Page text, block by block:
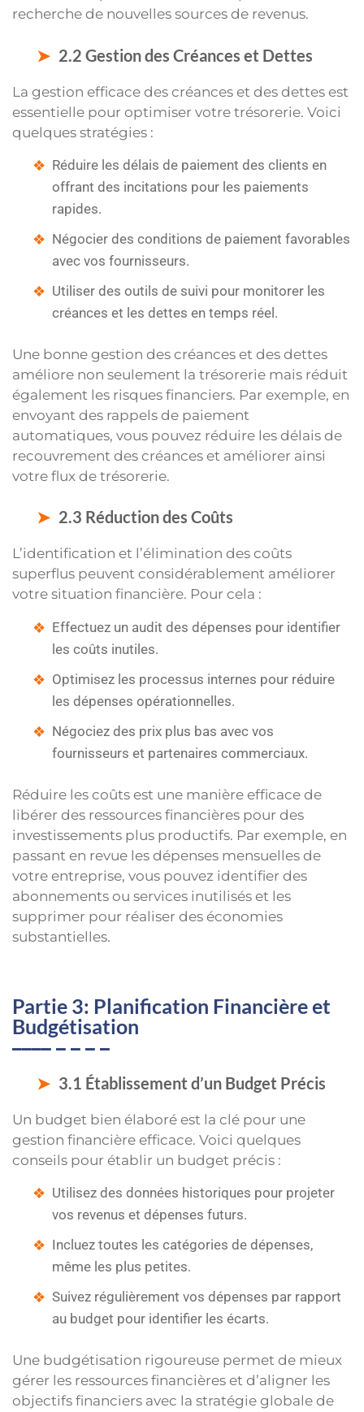
recherche de nouvelles sources de revenus.
2.2 Gestion des Créances et Dettes
La gestion efficace des créances et des dettes est
essentielle pour optimiser votre trésorerie. Voici
quelques stratégies :
Réduire les délais de paiement des clients en
offrant des incitations pour les paiements
rapides.
Négocier des conditions de paiement favorables
avec vos fournisseurs.
Utiliser des outils de suivi pour monitorer les
créances et les dettes en temps réel.
Une bonne gestion des créances et des dettes
améliore non seulement la trésorerie mais réduit
également les risques financiers. Par exemple, en
envoyant des rappels de paiement
automatiques, vous pouvez réduire les délais de
recouvrement des créances et améliorer ainsi
votre flux de trésorerie.
2.3 Réduction des Coûts
L’identification et l’élimination des coûts
superflus peuvent considérablement améliorer
votre situation financière. Pour cela :
Effectuez un audit des dépenses pour identifier
les coûts inutiles.
Optimisez les processus internes pour réduire
les dépenses opérationnelles.
Négociez des prix plus bas avec vos
fournisseurs et partenaires commerciaux.
Réduire les coûts est une manière efficace de
libérer des ressources financières pour des
investissements plus productifs. Par exemple, en
passant en revue les dépenses mensuelles de
votre entreprise, vous pouvez identifier des
abonnements ou services inutilisés et les
supprimer pour réaliser des économies
substantielles.
Partie 3: Planification Financière et
Budgétisation
3.1 Établissement d’un Budget Précis
Un budget bien élaboré est la clé pour une
gestion financière efficace. Voici quelques
conseils pour établir un budget précis :
Utilisez des données historiques pour projeter
vos revenus et dépenses futurs.
Incluez toutes les catégories de dépenses,
même les plus petites.
Suivez régulièrement vos dépenses par rapport
au budget pour identifier les écarts.
Une budgétisation rigoureuse permet de mieux
gérer les ressources financières et d’aligner les
objectifs financiers avec la stratégie globale de